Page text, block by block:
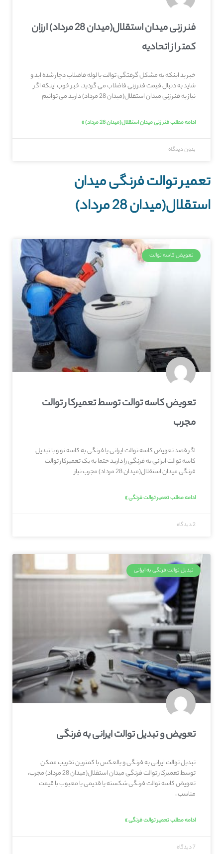
فنر زنی میدان استقلال(میدان 28 مرداد) ارزان
کمتر از اتحادیه
خبر بد اینکه به مشکل گرفتگی توالت یا لوله فاضلاب دچار شده اید و
شاید به دنبال قیمت فنر زنی فاضلاب می گردید. خبر خوب اینکه اگر
نیاز به فنر زنی میدان استقلال(میدان 28 مرداد) دارید می توانیم
ادامه مطلب فنر زنی میدان استقلال(میدان 28 مرداد) »
بدون دیدگاه
تعمیر توالت فرنگی میدان
استقلال(میدان 28 مرداد)
تعویض کاسه توالت
تعویض کاسه توالت توسط تعمیرکار توالت
مجرب
اگر قصد تعویض کاسه توالت ایرانی یا فرنگی به کاسه نو و یا تبدیل
کاسه توالت ایرانی به فرنگی را دارید حتما به یک تعمیرکار توالت
فرنگی میدان استقلال(میدان 28 مرداد) مجرب نیاز
ادامه مطلب تعمیر توالت فرنگی »
2 دیدگاه
تبدیل توالت فرنگی به ایرانی
تعویض و تبدیل توالت ایرانی به فرنگی
تبدیل توالت ایرانی به فرنگی و بالعکس با کمترین تخریب ممکن
توسط تعمیرکار توالت فرنگی میدان استقلال(میدان 28 مرداد) مجرب،
تعویض کاسه توالت فرنگی شکسته یا قدیمی یا معیوب با قیمت
مناسب ،
ادامه مطلب تعمیر توالت فرنگی »
7 دیدگاه